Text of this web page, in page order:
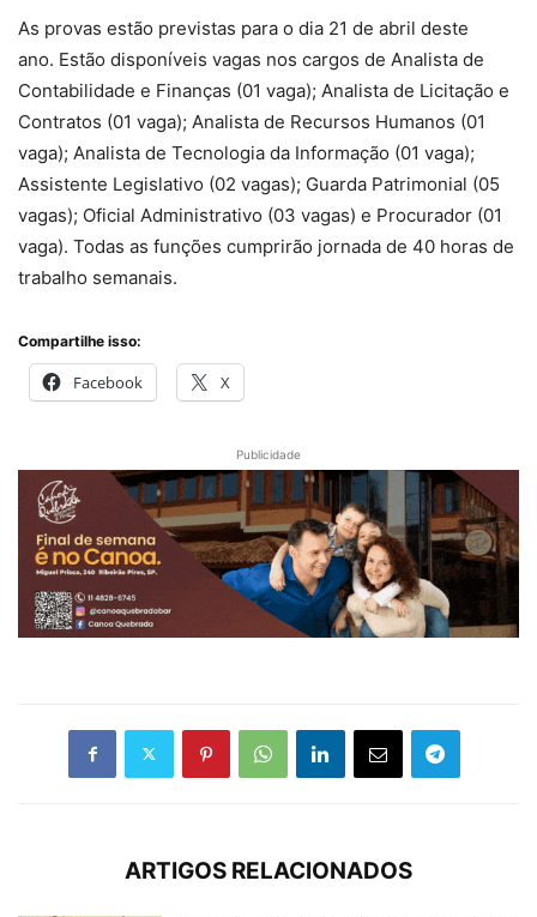
As provas estão previstas para o dia 21 de abril deste
ano. Estão disponíveis vagas nos cargos de Analista de
Contabilidade e Finanças (01 vaga); Analista de Licitação e
Contratos (01 vaga); Analista de Recursos Humanos (01
vaga); Analista de Tecnologia da Informação (01 vaga);
Assistente Legislativo (02 vagas); Guarda Patrimonial (05
vagas); Oficial Administrativo (03 vagas) e Procurador (01
vaga). Todas as funções cumprirão jornada de 40 horas de
trabalho semanais.
Compartilhe isso:
Facebook X
Publicidade
ARTIGOS RELACIONADOS